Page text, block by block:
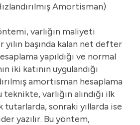
Amortisman)
varlığın maliyeti
başında kalan net defter
yapıldığı ve normal
iki katının uygulandığı
amortisman hesaplama
varlığın alındığı ilk
tutarlarda, sonraki yıllarda ise
yazılır. Bu yöntem,